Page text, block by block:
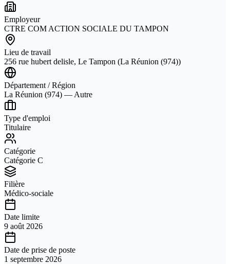
Employeur
CTRE COM ACTION SOCIALE DU TAMPON
Lieu de travail
256 rue hubert delisle, Le Tampon (La Réunion (974))
Département / Région
La Réunion (974) — Autre
Type d'emploi
Titulaire
Catégorie
Catégorie C
Filière
Médico-sociale
Date limite
9 août 2026
Date de prise de poste
1 septembre 2026